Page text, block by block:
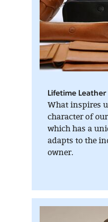
Lifetime Leather
What inspires
character of
which has a
adapts to the
owner.